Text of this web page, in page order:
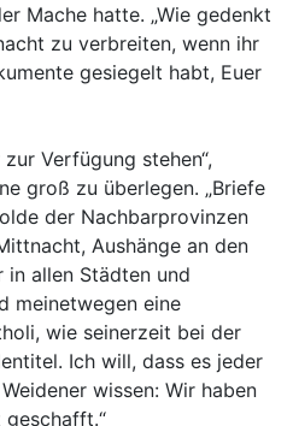
Mache hatte. „Wie gedenkt
zu verbreiten, wenn ihr
gesiegelt habt, Euer
Verfügung stehen“,
groß zu überlegen. „Briefe
der Nachbarprovinzen
Aushänge an den
in allen Städten und
meinetwegen eine
wie seinerzeit bei der
Ich will, dass es jeder
wissen: Wir haben
geschafft.“